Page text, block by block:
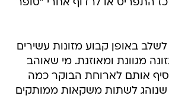
התפריט או לרדוף אחרי "סופר
באופן קבוע מזונות עשירים
מגוונת ומאוזנת. מי שאוהב
אותם לארוחת הבוקר כמה
שנוהג לשתות משקאות ממותקים